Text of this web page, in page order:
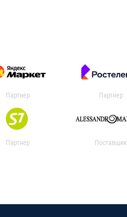
Партнер Партнер
Партнер Поставщик